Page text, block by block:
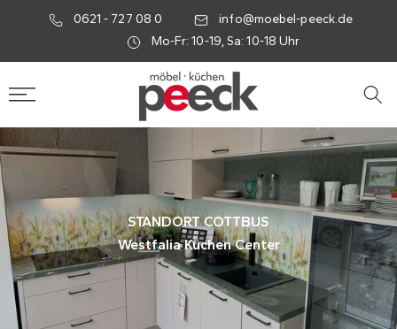
0621 - 727 08 0
info@moebel-peeck.de
Mo-Fr: 10-19, Sa: 10-18 Uhr
Küchenstudio Cottbus –
STANDORT COTTBUS
Westfalia Küchen Center
STANDORT COTTBUS
Westfalia Küchen Center
STANDORT COTTBUS
Westfalia Küchen Center